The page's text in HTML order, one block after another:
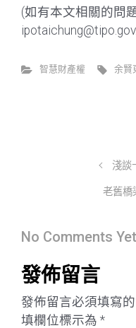
(如有本文相關的問
智慧財產權 余賢
淺談
老舊橋
No Comments Yet
發佈留言
發佈留言必須填寫
填欄位標示為 *